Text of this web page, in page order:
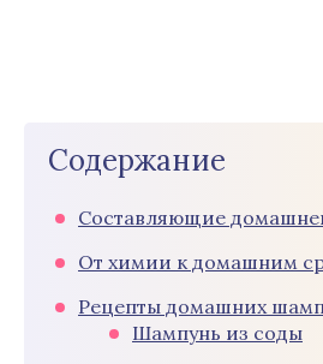
Содержание
Составляющие
От химии к домашним
Рецепты домашних
Шампунь из соды